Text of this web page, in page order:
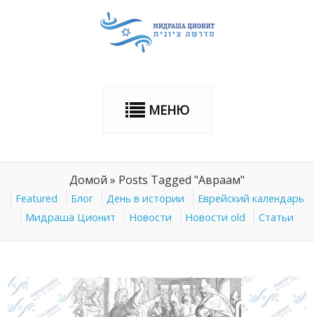
МЕНЮ
Домой » Posts Tagged "Авраам"
Featured Блог День в истории
Еврейский календарь
Мидраша Ционит
Новости Новости old Статьи